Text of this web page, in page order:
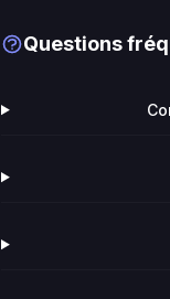
Questions